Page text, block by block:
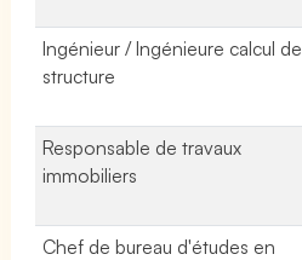
Ingénieur / Ingénieure calcul de
structure
Responsable de travaux
immobiliers
Chef de bureau d'études en